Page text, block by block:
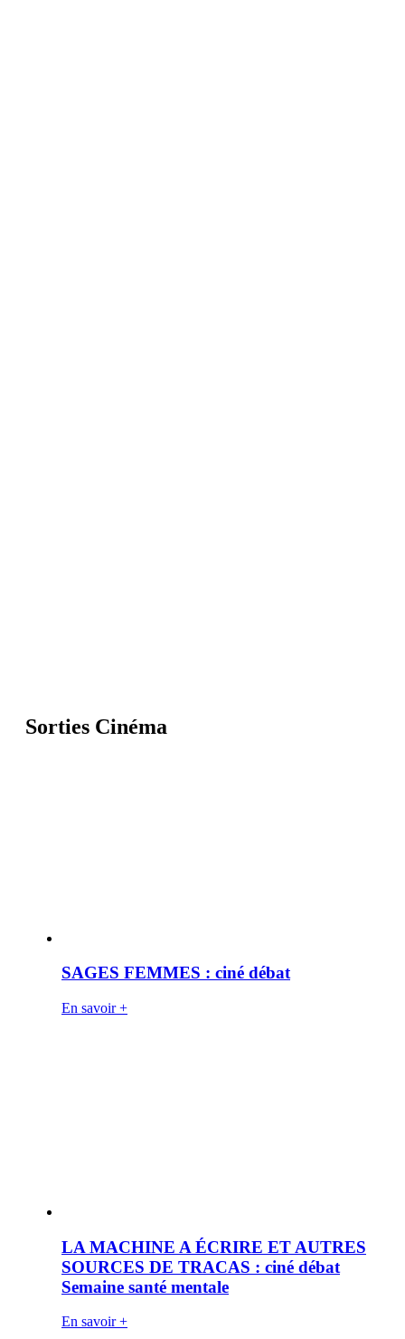
Sorties Cinéma
SAGES FEMMES : ciné débat
En savoir +
LA MACHINE A ÉCRIRE ET AUTRES
SOURCES DE TRACAS : ciné débat
Semaine santé mentale
En savoir +